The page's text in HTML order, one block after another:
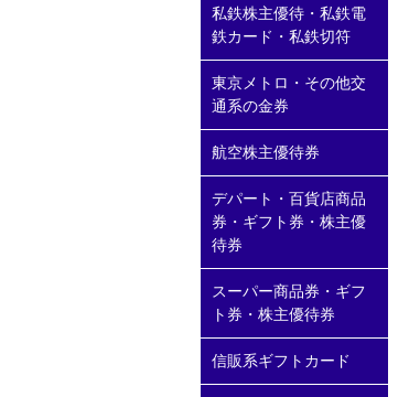
私鉄株主優待・私鉄電
鉄カード・私鉄切符
東京メトロ・その他交
通系の金券
航空株主優待券
デパート・百貨店商品
券・ギフト券・株主優
待券
スーパー商品券・ギフ
ト券・株主優待券
信販系ギフトカード